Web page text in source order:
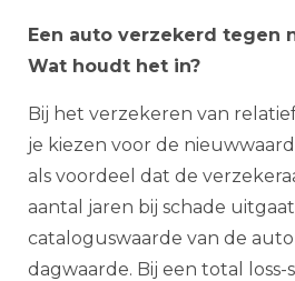
Een auto verzekerd tegen
Wat houdt het in?
Bij het verzekeren van
je kiezen voor de
als voordeel dat de
aantal jaren bij schade
cataloguswaarde van de
dagwaarde. Bij een total